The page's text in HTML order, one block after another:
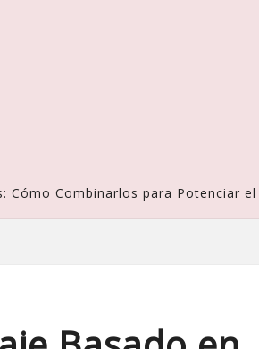
Cómo Combinarlos para Potenciar el